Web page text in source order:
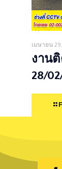
เมษายน
งาน
28/